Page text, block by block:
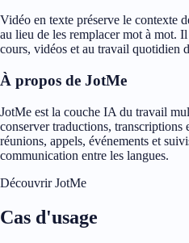
Vidéo en texte préserve le contexte
au lieu de les remplacer mot à mot.
cours, vidéos et au travail quotidien
À propos de JotMe
JotMe est la couche IA du travail
conserver traductions, transcriptions
réunions, appels, événements et
communication entre les langues.
Découvrir JotMe
Cas d'usage